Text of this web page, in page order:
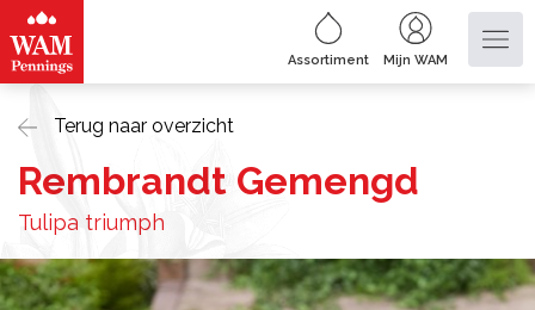
Assortiment Mijn WAM
Terug naar overzicht
Rembrandt Gemengd
Tulipa triumph